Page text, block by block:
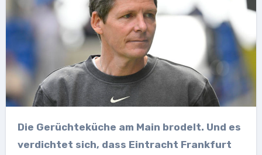
Die Gerüchteküche am Main brodelt. Und es
verdichtet sich, dass Eintracht Frankfurt